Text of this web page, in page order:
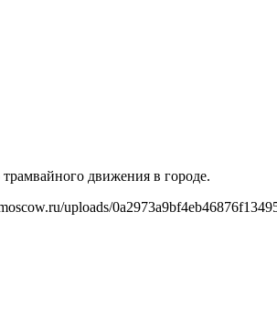
движения в городе.
uploads/